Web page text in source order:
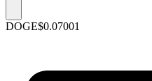
DOGE$0.07001